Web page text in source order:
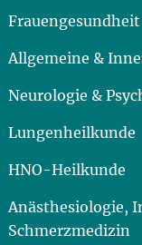
Frauengesundheit
Allgemeine &
Neurologie &
Lungenheilkunde
HNO-Heilkunde
Anästhesiologie,
Schmerzmedizin